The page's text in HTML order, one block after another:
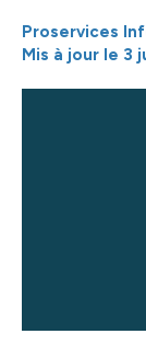
Proservices
Mis à jour le 3